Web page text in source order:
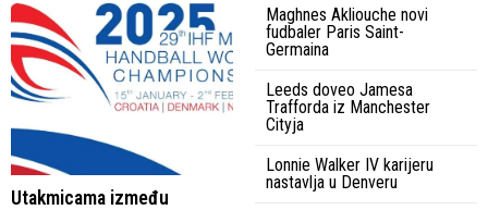
Utakmicama između
Maghnes Akliouche novi
fudbaler Paris Saint-
Germaina
Leeds doveo Jamesa
Trafforda iz Manchester
Cityja
Lonnie Walker IV karijeru
nastavlja u Denveru